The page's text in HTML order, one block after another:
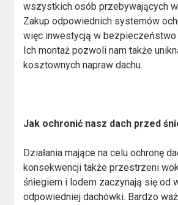
wszystkich osób przebywających
Zakup odpowiednich systemów
więc inwestycją w bezpieczeństwo
Ich montaż pozwoli nam także
kosztownych napraw dachu.
Jak ochronić nasz dach przed
Działania mające na celu ochronę
konsekwencji także przestrzeni
śniegiem i lodem zaczynają się od
odpowiedniej dachówki. Bardzo